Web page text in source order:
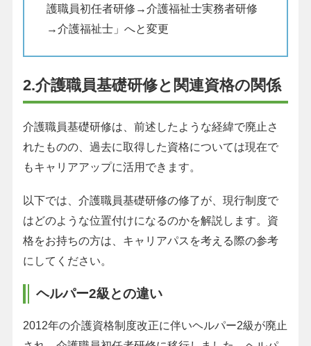
護職員初任者研修→介護福祉士実務者研修
→介護福祉士」へと変更
2.介護職員基礎研修と関連資格の関係
介護職員基礎研修は、前述したような経緯で廃止さ
れたものの、過去に取得した資格については現在で
もキャリアアップに活用できます。
以下では、介護職員基礎研修の修了が、現行制度で
はどのような位置付けになるのかを解説します。資
格をお持ちの方は、キャリアパスを考える際の参考
にしてください。
ヘルパー2級との違い
2012年の介護資格制度改正に伴いヘルパー2級が廃止